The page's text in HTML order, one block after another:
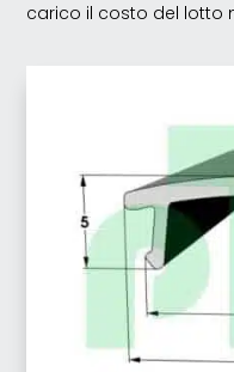
carico il costo del lotto